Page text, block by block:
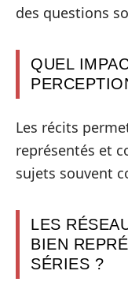
des questions
QUEL
Les récits
représentés et
sujets souvent
LES
BIEN
SÉRIES ?